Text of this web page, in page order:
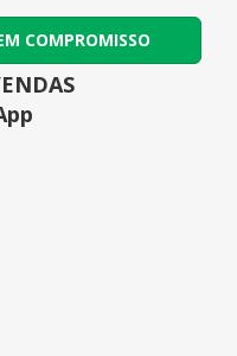
COMPROMISSO